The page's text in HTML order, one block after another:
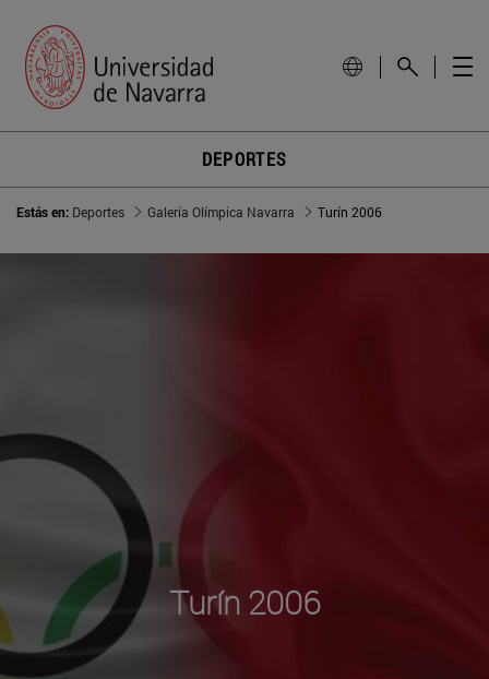
DEPORTES
Estás en: Deportes Galería Olímpica Navarra Turín 2006
Turín 2006